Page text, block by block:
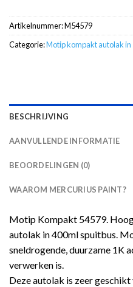
Artikelnummer:M54579
Categorie:Motip kompakt autolak in
BESCHRIJVING
AANVULLENDE INFORMATIE
BEOORDELINGEN (0)
WAAROM MERCURIUS PAINT?
Motip Kompakt 54579.
autolak in 400ml spuitbus.
sneldrogende, duurzame 1K
verwerken is.
Deze autolak is zeer